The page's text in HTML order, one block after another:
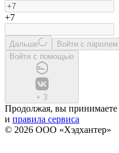
+7
Дальше
Войти с паролем
Войти с помощью
+ 3
Продолжая, вы принимаете
и правила сервиса
© 2026 ООО «Хэдхантер»